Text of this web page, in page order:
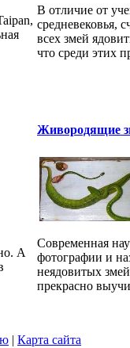
В отличие от
средневековья,
всех змей
что среди этих
А
Живородящие
Современная
фотографии и
неядовитых
прекрасно
| Карта сайта